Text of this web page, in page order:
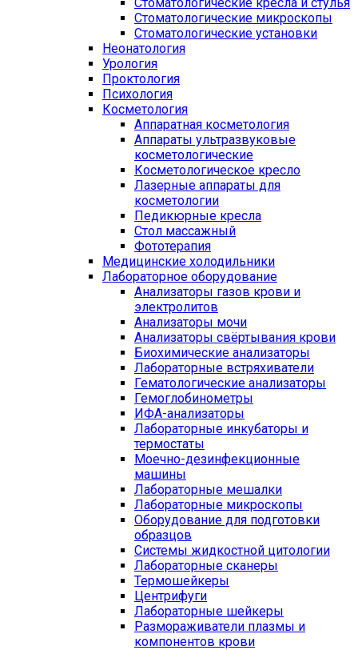
Стоматологические микроскопы
Стоматологические установки
Неонатология
Урология
Проктология
Психология
Косметология
Аппаратная косметология
Аппараты ультразвуковые
косметологические
Косметологическое кресло
Лазерные аппараты для
косметологии
Педикюрные кресла
Стол массажный
Фототерапия
Медицинские холодильники
Лабораторное оборудование
Анализаторы газов крови и
электролитов
Анализаторы мочи
Анализаторы свёртывания крови
Биохимические анализаторы
Лабораторные встряхиватели
Гематологические анализаторы
Гемоглобинометры
ИФА-анализаторы
Лабораторные инкубаторы и
термостаты
Моечно-дезинфекционные
машины
Лабораторные мешалки
Лабораторные микроскопы
Оборудование для подготовки
образцов
Системы жидкостной цитологии
Лабораторные сканеры
Термошейкеры
Центрифуги
Лабораторные шейкеры
Размораживатели плазмы и
компонентов крови